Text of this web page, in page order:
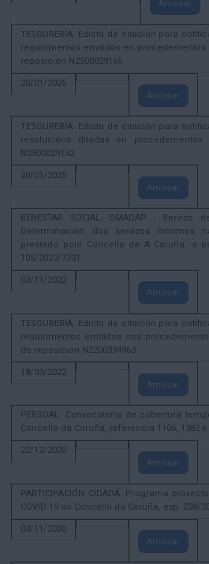
Amosar
TESOURERÍA. Edicto de citación para
requirimentos emitidos en
reposición N2500029165
20/01/2025
Amosar
TESOURERÍA. Edicto de citación para
resolucións ditadas en
N2500029132
20/01/2025
Amosar
BENESTAR SOCIAL. OMADAP -
Determinación dos servizos mínimos
prestado polo Concello de A Coruña, a
105/2022/7331
03/11/2022
Amosar
TESOURERÍA. Edicto de citación para
requirimentos emitidos nos
de reposición N2200334963
18/03/2022
Amosar
PERSOAL. Convocatoria de cobertura
Concello da Coruña, referencia 1106, 1382 e
22/12/2020
Amosar
PARTICIPACIÓN CIDADÁ. Programa
COVID 19 do Concello da Coruña, exp. 238/
03/11/2020
Amosar